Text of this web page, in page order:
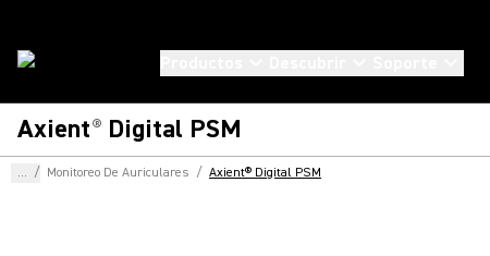
Axient® Digital PSM
... / Monitoreo De Auriculares / Axient® Digital PSM